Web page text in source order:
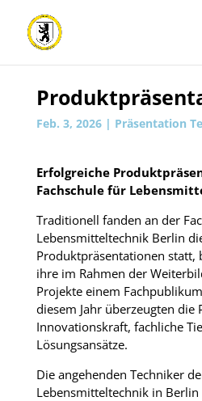
Feb. 3, 2026| Präsentation
Erfolgreiche
Fachschule für
Traditionell fanden an der
Lebensmitteltechnik Berlin
Produktpräsentationen statt,
ihre im Rahmen der
Projekte einem
diesem Jahr überzeugten die
Innovationskraft, fachliche
Lösungsansätze.
Die angehenden Techniker
Lebensmitteltechnik in